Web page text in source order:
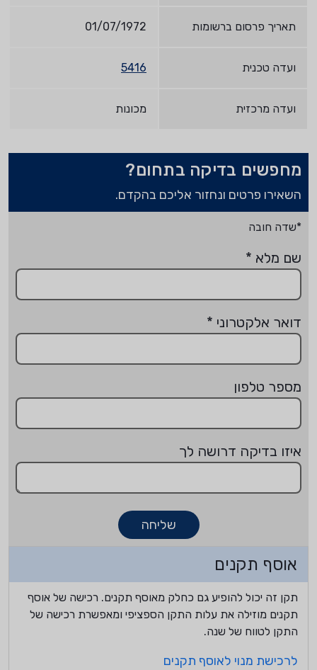
תאריך פרסום ברשומות 01/07/1972
ועדה טכנית 5416
ועדה מרכזית מכונות
מחפשים בדיקה בתחום?
השאירו פרטים ונחזור אליכם בהקדם.
*שדה חובה
שם מלא *
דואר אלקטרוני *
מספר טלפון
איזו בדיקה דרושה לך
שליחה
אוסף תקנים
תקן זה יכול להופיע גם כחלק מאוסף תקנים. רכישה של אוסף
תקנים מוזילה את עלות התקן הספציפי ומאפשרת רכישה של
התקן לטווח של שנה.
לרכישת מנוי לאוסף תקנים